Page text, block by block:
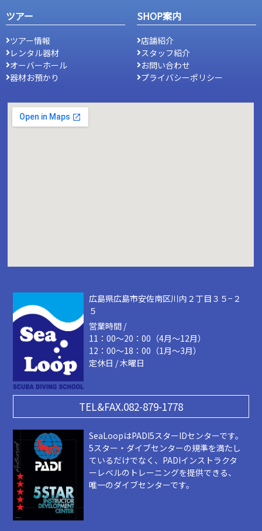
ツアー
ツアー情報
レンタル器材
オーバーホール
器材お預かり
SHOP案内
店舗紹介
スタッフ紹介
お問い合わせ
プライバシーポリシー
広島県広島市安佐南区川内２丁目３５−２
５
営業時間 /
11：00～20：00（4月～12月）
12：00～18：00（1月～3月）
定休日 / 木曜日
TEL&FAX.082-879-1778
SeaLoopはPADI5スターIDセンターです。
5スター・ダイブセンターの規準を満たし
ているだけでなく、PADIインストラクタ
ーレベルのトレーニングを提供できる、
唯一のダイブセンターです。